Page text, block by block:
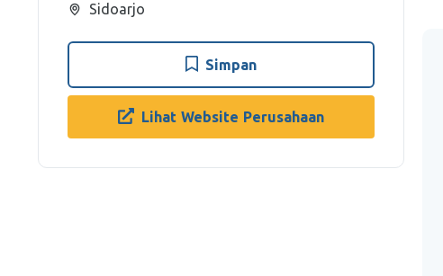
Sidoarjo
Simpan
Lihat Website Perusahaan